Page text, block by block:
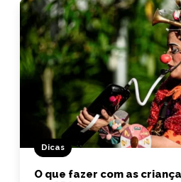
Dicas
O que fazer com as